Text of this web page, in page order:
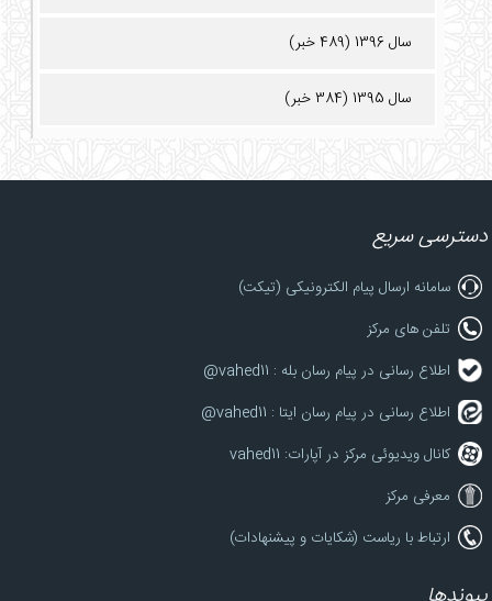
سال 1396 (489 خبر)
سال 1395 (384 خبر)
دسترسی سریع
سامانه ارسال پیام الکترونیکی (تیکت)
تلفن های مرکز
اطلاع رسانی در پیام رسان بله : vahed11@
اطلاع رسانی در پیام رسان ایتا : vahed11@
کانال ویدیوئی مرکز در آپارات: vahed11
معرفی مرکز
ارتباط با ریاست (شکایات و پیشنهادات)